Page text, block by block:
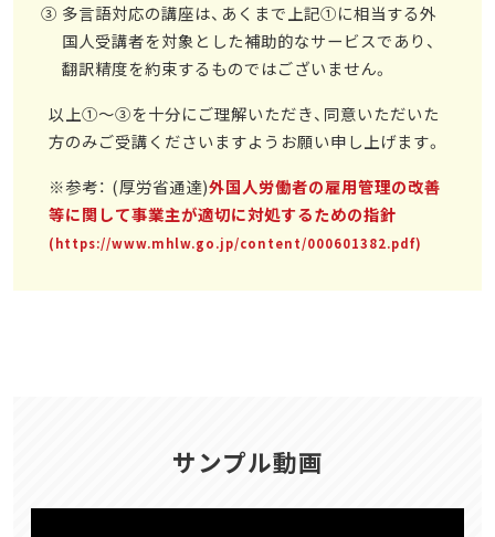
多言語対応の講座は、あくまで上記①に相当する外
国人受講者を対象とした補助的なサービスであり、
翻訳精度を約束するものではございません。
以上①～③を十分にご理解いただき、同意いただいた
方のみご受講くださいますようお願い申し上げます。
※参考： (厚労省通達)外国人労働者の雇用管理の改善
等に関して事業主が適切に対処するための指針
(https://www.mhlw.go.jp/content/000601382.pdf)
サンプル動画